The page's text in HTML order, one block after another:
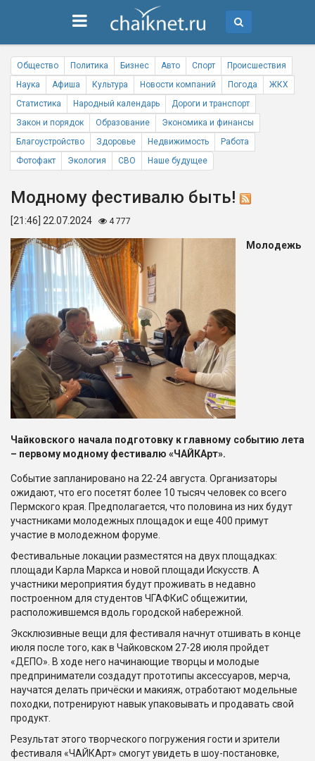
Общество Политика Бизнес Авто Спорт
Происшествия
Наука
Афиша Культура Новости компаний Погода
ЖКХ
Статистика
Народный календарь
Дороги и транспорт
Закон и порядок
Образование
Экономика и финансы
Благоустройство
Здоровье Недвижимость
Работа
Фотофакт
Экология СВО Наше будущее
Модному фестивалю быть!
[21:46] 22.07.2024 4 777
Молодежь
Чайковского начала подготовку к главному событию лета
– первому модному фестивалю «ЧАЙКАрт».
Событие запланировано на 22-24 августа. Организаторы
ожидают, что его посетят более 10 тысяч человек со всего
Пермского края. Предполагается, что половина из них будут
участниками молодежных площадок и еще 400 примут
участие в молодежном форуме.
Фестивальные локации разместятся на двух площадках:
площади Карла Маркса и новой площади Искусств. А
участники мероприятия будут проживать в недавно
построенном для студентов ЧГАФКиС общежитии,
расположившемся вдоль городской набережной.
Эксклюзивные вещи для фестиваля начнут отшивать в конце
июля после того, как в Чайковском 27-28 июля пройдет
«ДЕПО». В ходе него начинающие творцы и молодые
предприниматели создадут прототипы аксессуаров, мерча,
научатся делать причёски и макияж, отработают модельные
походки, потренируют навык упаковывать и продавать свой
продукт.
Результат этого творческого погружения гости и зрители
фестиваля «ЧАЙКАрт» смогут увидеть в шоу-постановке,